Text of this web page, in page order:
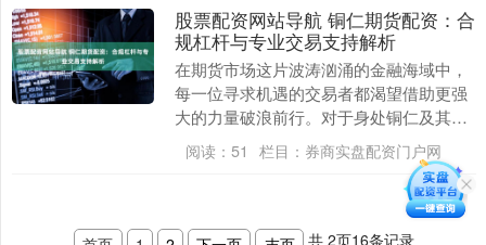
股票配资网站导航 铜仁期货配资：合
规杠杆与专业交易支持解析
在期货市场这片波涛汹涌的金融海域中，
每一位寻求机遇的交易者都渴望借助更强
大的力量破浪前行。对于身处铜仁及其周
边地区的投资者而言，“期货配资”这一工
具，如同一把双....
阅读： 51 栏目： 券商实盘配资门户网
共 2页16条记录